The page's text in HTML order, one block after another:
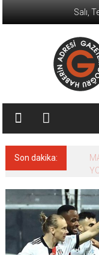
Salı,
Son dakika: